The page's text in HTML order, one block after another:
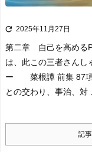
 2025年11月27日
第二章 自己を高める
は、此この三者さんし
ー 菜根譚 前集 87
との交わり、事治、対 ...
記